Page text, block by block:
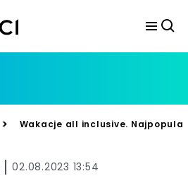
> Wakacje all inclusive.
02.08.2023 13:54